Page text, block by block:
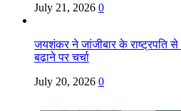
July 21, 2026 0
जयशंकर ने जांजीबार के राष्ट्रपति
बढ़ाने पर चर्चा
July 20, 2026 0